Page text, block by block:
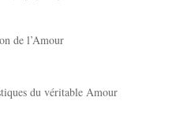
de l’Amour
du véritable Amour